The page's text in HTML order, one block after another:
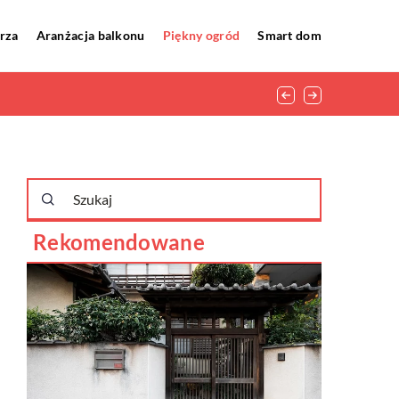
Aranżacja balkonu Piękny ogród Smart dom
Rekomendowane